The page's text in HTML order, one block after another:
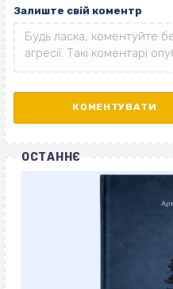
Залиште свій коментр
ОСТАННЄ